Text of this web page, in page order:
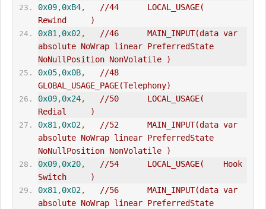
0x09,0xB4,
//44      LOCAL_USAGE(
Rewind     )
0x81 ,0x02,
//46      MAIN_INPUT(data var
absolute NoWrap linear PreferredState
NoNullPosition NonVolatile )
0x05,0x0B,
//48
GLOBAL_ USAGE_PAGE(Telephony)
0x09,0x24,
//50      LOCAL_USAGE(
Redial     )
0x81 ,0x02,
//52      MAIN_INPUT(data var
absolute NoWrap linear PreferredState
NoNullPosition NonVolatile )
0x09,0x20,
//54      LOCAL_USAGE(    Hook
Switch     )
0x81 ,0x02,
//56      MAIN_INPUT(data var
absolute NoWrap linear PreferredState